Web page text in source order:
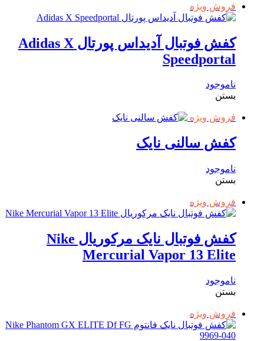
فروش ویژه
کفش فوتبال آدیداس پورتال Adidas X
Speedportal
ناموجود
بستن
فروش ویژه
کفش سالنی نایک
ناموجود
بستن
فروش ویژه
کفش فوتبال نایک مرکوریال Nike
Mercurial Vapor 13 Elite
ناموجود
بستن
فروش ویژه